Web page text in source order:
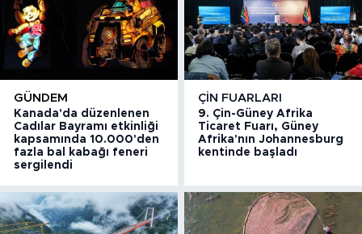
GÜNDEM
Kanada'da düzenlenen
Cadılar Bayramı etkinliği
kapsamında 10.000'den
fazla bal kabağı feneri
sergilendi
ÇIN FUARLARI
9. Çin-Güney Afrika
Ticaret Fuarı, Güney
Afrika'nın Johannesburg
kentinde başladı